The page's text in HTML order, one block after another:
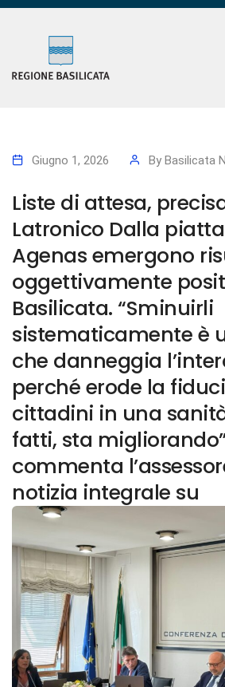
Giugno 1, 2026 By Basilicata
Liste di attesa,
Latronico Dalla
Agenas emergono
oggettivamente
Basilicata. “Sminuirli
sistematicamente è
che danneggia
perché erode la
cittadini in una
fatti, sta
commenta
notizia integrale su